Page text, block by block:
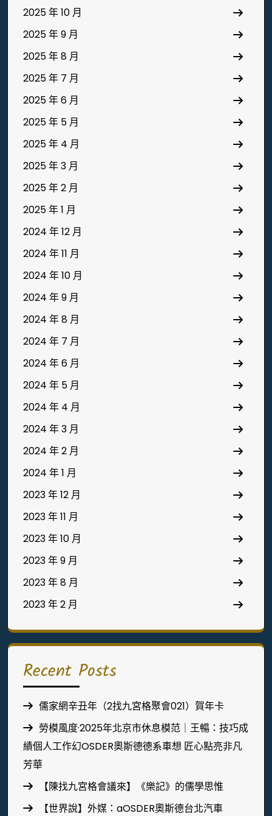
2025 年 10 月
2025 年 9 月
2025 年 8 月
2025 年 7 月
2025 年 6 月
2025 年 5 月
2025 年 4 月
2025 年 3 月
2025 年 2 月
2025 年 1 月
2024 年 12 月
2024 年 11 月
2024 年 10 月
2024 年 9 月
2024 年 8 月
2024 年 7 月
2024 年 6 月
2024 年 5 月
2024 年 4 月
2024 年 3 月
2024 年 2 月
2024 年 1 月
2023 年 12 月
2023 年 11 月
2023 年 10 月
2023 年 9 月
2023 年 8 月
2023 年 2 月
Recent Posts
儒家網辛丑年（2找九宮格聚會021）賀年卡
勞模風度·2025年北京市休息模范｜王暢：技巧成
績個人工作幻OSDER奧斯德德系車想 匠心點亮非凡
芳華
【陳找九宮格會議來】《樂記》的儒學思惟
【世界說】外媒：aOSDER奧斯德台北汽車